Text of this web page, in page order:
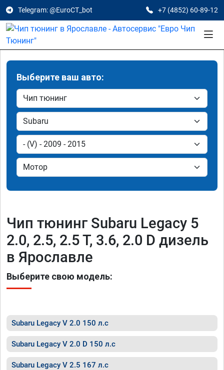
Telegram: @EuroCT_bot +7 (4852) 60-89-12
Выберите ваш авто:
Чип тюнинг Subaru Legacy 5
2.0, 2.5, 2.5 T, 3.6, 2.0 D дизель
в Ярославле
Выберите свою модель:
Subaru Legacy V 2.0 150 л.с
Subaru Legacy V 2.0 D 150 л.с
Subaru Legacy V 2.5 167 л.с